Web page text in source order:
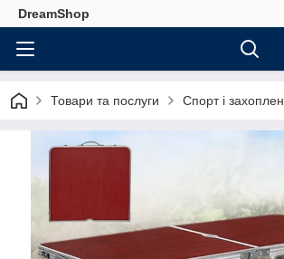
DreamShop
Товари та послуги Спорт і